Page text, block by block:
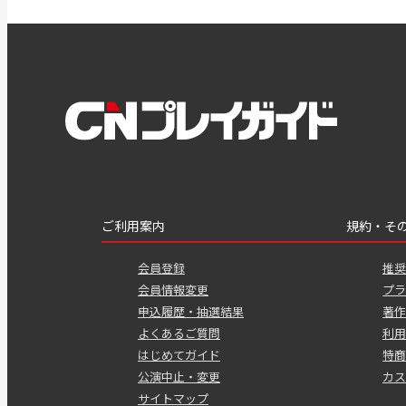
ご利用案内
会員登録
会員情報変更
申込履歴・抽選結果
よくあるご質問
はじめてガイド
公演中止・変更
サイトマップ
規約・そ
推
プ
著
利
特
カ